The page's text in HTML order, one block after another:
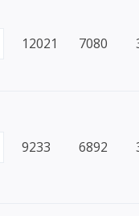
12021 7080
9233 6892